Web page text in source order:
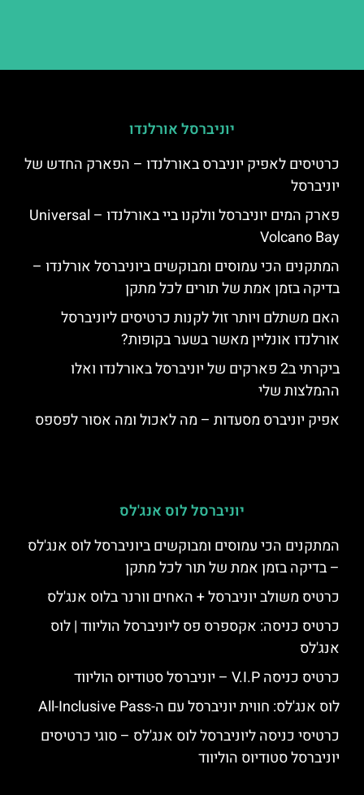
יוניברסל אורלנדו
כרטיסים לאפיק יוניברס באורלנדו – הפארק החדש של
יוניברסל
פארק המים יוניברסל וולקנו ביי באורלנדו – Universal
Volcano Bay
המתקנים הכי עמוסים ומבוקשים ביוניברסל אורלנדו –
בדיקה בזמן אמת של תורים לכל מתקן
האם משתלם ויותר זול לקנות כרטיסים ליוניברסל
אורלנדו אונליין מאשר בשער בקופות?
ביקרתי ב2 פארקים של יוניברסל באורלנדו ואלו
ההמלצות שלי
אפיק יוניברס מסעדות – מה לאכול ומה אסור לפספס
יוניברסל לוס אנג'לס
המתקנים הכי עמוסים ומבוקשים ביוניברסל לוס אנג'לס
– בדיקה בזמן אמת של תור לכל מתקן
כרטיס משולב יוניברסל + האחים וורנר בלוס אנג'לס
כרטיס כניסה: אקספרס פס ליוניברסל הוליווד | לוס
אנג'לס
כרטיס כניסה V.I.P – יוניברסל סטודיוס הוליווד
לוס אנג'לס: חווית יוניברסל עם ה-All-Inclusive Pass
כרטיסי כניסה ליוניברסל לוס אנג'לס – סוגי כרטיסים
יוניברסל סטודיוס הוליווד